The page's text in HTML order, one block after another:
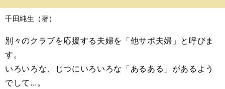
ィ
バ
千田純生（著）
別々のクラブを応援する夫婦を「他サポ夫婦」と呼びま
す。
いろいろな、じつにいろいろな「あるある」があるよう
でして...。